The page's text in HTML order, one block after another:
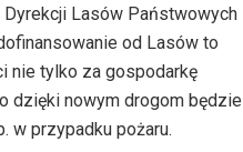
Lasów Państwowych
od Lasów to
nie tylko za gospodarkę
dzięki nowym drogom będzie
w przypadku pożaru.